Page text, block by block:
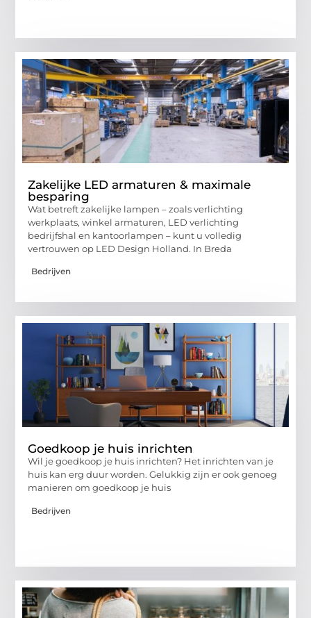
Zakelijke LED armaturen & maximale
besparing
Wat betreft zakelijke lampen – zoals verlichting
werkplaats, winkel armaturen, LED verlichting
bedrijfshal en kantoorlampen – kunt u volledig
vertrouwen op LED Design Holland. In Breda
Bedrijven
Goedkoop je huis inrichten
Wil je goedkoop je huis inrichten? Het inrichten van je
huis kan erg duur worden. Gelukkig zijn er ook genoeg
manieren om goedkoop je huis
Bedrijven